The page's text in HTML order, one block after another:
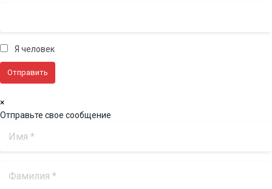
Я человек
×
Отправьте свое сообщение